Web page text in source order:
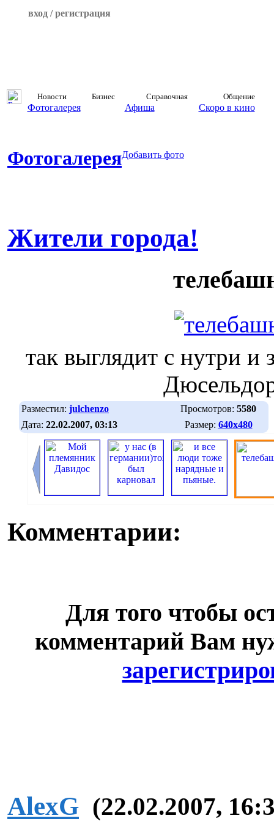
вход / регистрация
Новости Бизнес Справочная Общение
Фотогалерея Афиша Скоро в кино
ФотогалереяДобавить фото
Жители города!
так выглядит с нутри и
Разместил: julchenzo Просмотров: 5580
Дата: 22.02.2007, 03:13 Размер: 640х480
Комментарии:
Для того чтобы
комментарий Вам
AlexG (22.02.2007,